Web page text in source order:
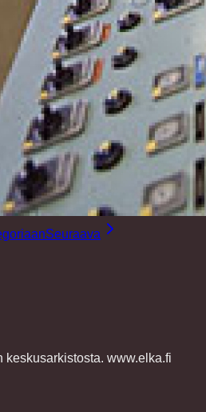
Seuraava
www.elka.fi